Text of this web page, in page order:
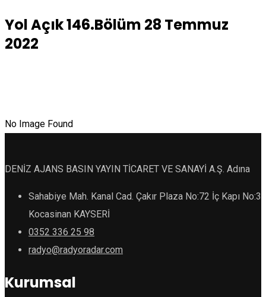
Yol Açık 146.Bölüm 28 Temmuz
2022
No Image Found
DENİZ AJANS BASIN YAYIN TİCARET VE SANAYİ A.Ş. Adına
Sahabiye Mah. Kanal Cad. Çakır Plaza No:72 İç Kapı No:3
Kocasinan KAYSERİ
0352 336 25 98
radyo@radyoradar.com
Kurumsal